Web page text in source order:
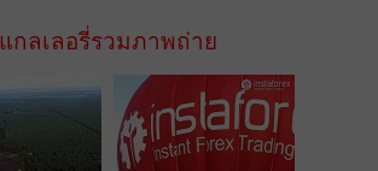
แกลเลอรี่รวมภาพถ่าย